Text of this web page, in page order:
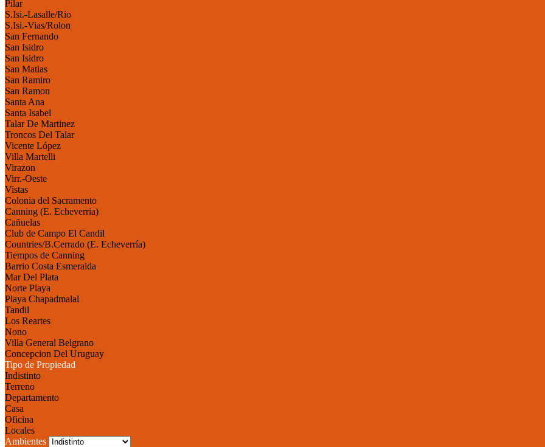
Pilar
S.Isi.-Lasalle/Rio
S.Isi.-Vias/Rolon
San Fernando
San Isidro
San Isidro
San Matias
San Ramiro
San Ramon
Santa Ana
Santa Isabel
Talar De Martinez
Troncos Del Talar
Vicente López
Villa Martelli
Virazon
Virr.-Oeste
Vistas
Colonia del Sacramento
Canning (E. Echeverria)
Cañuelas
Club de Campo El Candil
Countries/B.Cerrado (E. Echeverría)
Tiempos de Canning
Barrio Costa Esmeralda
Mar Del Plata
Norte Playa
Playa Chapadmalal
Tandil
Los Reartes
Nono
Villa General Belgrano
Concepcion Del Uruguay
Tipo de Propiedad
Indistinto
Terreno
Departamento
Casa
Oficina
Locales
Ambientes